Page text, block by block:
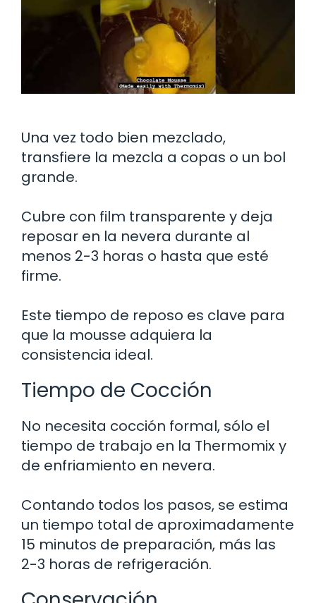
Una vez todo bien mezclado,
transfiere la mezcla a copas o un bol
grande.
Cubre con film transparente y deja
reposar en la nevera durante al
menos 2-3 horas o hasta que esté
firme.
Este tiempo de reposo es clave para
que la mousse adquiera la
consistencia ideal.
Tiempo de Cocción
No necesita cocción formal, sólo el
tiempo de trabajo en la Thermomix y
de enfriamiento en nevera.
Contando todos los pasos, se estima
un tiempo total de aproximadamente
15 minutos de preparación, más las
2-3 horas de refrigeración.